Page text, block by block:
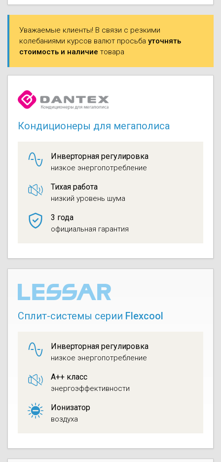
Уважаемые клиенты! В связи с резкими
колебаниями курсов валют просьба уточнять
стоимость и наличие товара
Кондиционеры для мегаполиса
Инверторная регулировка
низкое энергопотребление
Тихая работа
низкий уровень шума
3 года
официальная гарантия
Сплит-системы серии Flexcool
Инверторная регулировка
низкое энергопотребление
A++ класс
энергоэффективности
Ионизатор
воздуха